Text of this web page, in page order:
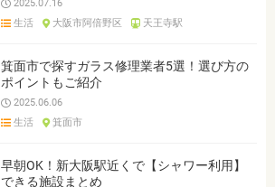
2025.07.16
生活
大阪市阿倍野区 天王寺駅
箕面市で探すガラス修理業者5選！選び方の
ポイントもご紹介
2025.06.06
生活
箕面市
早朝OK！新大阪駅近くで【シャワー利用】
できる施設まとめ